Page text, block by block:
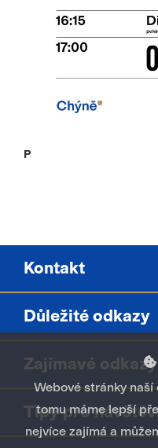
P
Kontakt
Městský úřad Chýně
253 03 Chýně
mu@chyne.cz
Důležité odkazy
Středočeský kraj
Městský úřad Černošice
Magistrát hl.n. Prahy
Finanční úřad Praha -
Stavební úřad Hostivice
Zajímavé odkazy
Chýňské fórum
Portál veřejné správy
Tipy pro
Webové stránky
tomu máme lepší
nejvíce zajímá a